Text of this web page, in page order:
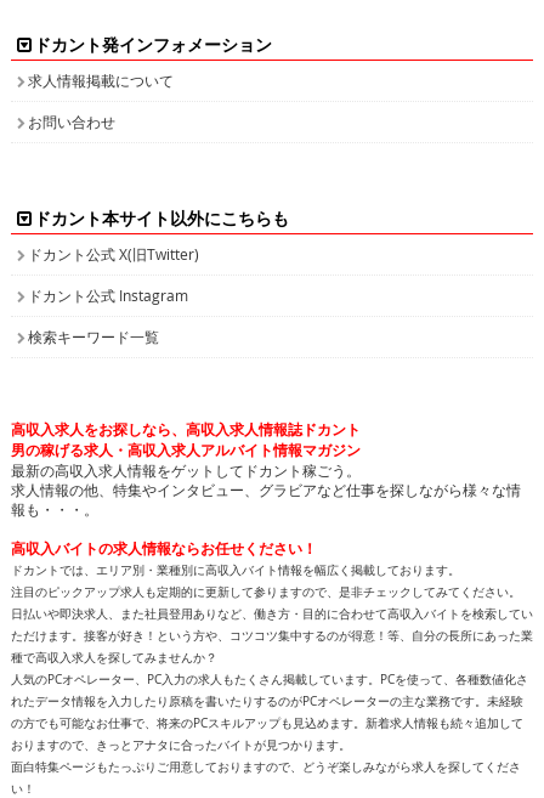
ドカント発インフォメーション
求人情報掲載について
お問い合わせ
ドカント本サイト以外にこちらも
ドカント公式 X(旧Twitter)
ドカント公式 Instagram
検索キーワード一覧
高収入求人をお探しなら、高収入求人情報誌ドカント
男の稼げる求人・高収入求人アルバイト情報マガジン
最新の高収入求人情報をゲットしてドカント稼ごう。
求人情報の他、特集やインタビュー、グラビアなど仕事を探しながら様々な情
報も・・・。
高収入バイトの求人情報ならお任せください！
ドカントでは、エリア別・業種別に高収入バイト情報を幅広く掲載しております。
注目のピックアップ求人も定期的に更新して参りますので、是非チェックしてみてください。
日払いや即決求人、また社員登用ありなど、働き方・目的に合わせて高収入バイトを検索してい
ただけます。接客が好き！という方や、コツコツ集中するのが得意！等、自分の長所にあった業
種で高収入求人を探してみませんか？
人気のPCオペレーター、PC入力の求人もたくさん掲載しています。PCを使って、各種数値化さ
れたデータ情報を入力したり原稿を書いたりするのがPCオペレーターの主な業務です。未経験
の方でも可能なお仕事で、将来のPCスキルアップも見込めます。新着求人情報も続々追加して
おりますので、きっとアナタに合ったバイトが見つかります。
面白特集ページもたっぷりご用意しておりますので、どうぞ楽しみながら求人を探してくださ
い！